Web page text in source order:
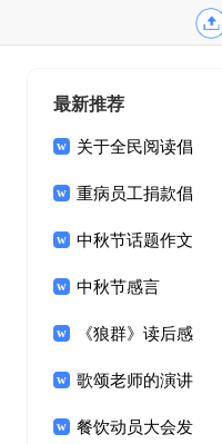
最新推荐
关于全民阅读倡
议书合集九篇
重病员工捐款倡
议书15篇
中秋节话题作文
中秋节感言
《狼群》读后感
歌颂老师的演讲
稿 餐饮动员大会发